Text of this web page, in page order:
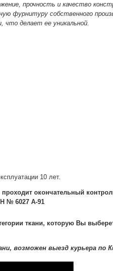
прочность и качество
фурнитуру собственного
что делает ее уникальной.
10 лет.
окончательный
№ 6027 А-91
ткани, которую Вы
возможен выезд курьера по